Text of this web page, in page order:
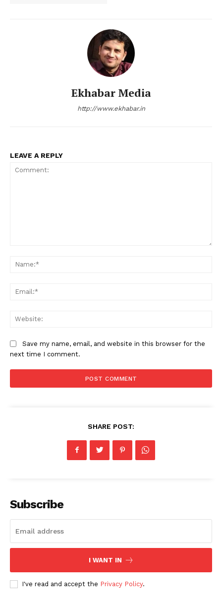
Ekhabar Media
http://www.ekhabar.in
LEAVE A REPLY
Save my name, email, and website in this browser for the
next time I comment.
SHARE POST:
Subscribe
I WANT IN
I've read and accept the Privacy Policy.